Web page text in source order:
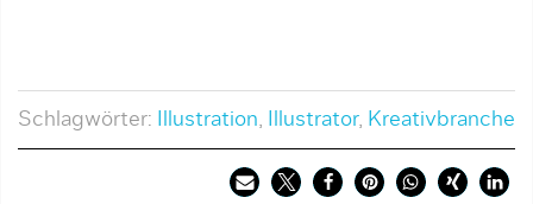
Schlagwörter: Illustration, Illustrator, Kreativbranche